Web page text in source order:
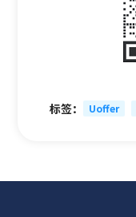
标签：
Uoffer